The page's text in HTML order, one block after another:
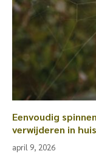
Eenvoudig
verwijderen in huis
april 9, 2026